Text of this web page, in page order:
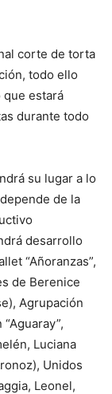
corte de torta
todo ello
que estará
durante todo
su lugar a lo
de la
desarrollo
“Añoranzas”,
de Berenice
Agrupación
Luciana
Unidos
Leonel,